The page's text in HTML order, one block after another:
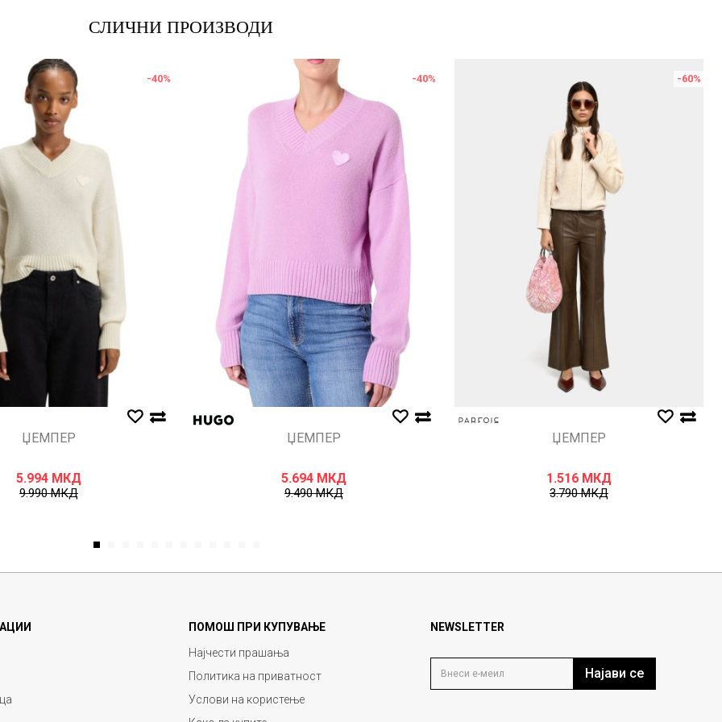
СЛИЧНИ ПРОИЗВОДИ
-40%
ЏЕМПЕР
5.994 МКД
9.990МКД
-40%
ЏЕМПЕР
5.694 МКД
9.490МКД
-60%
ЏЕМПЕР
1.516 МКД
3.790МКД
1
ПОМОШ ПРИ КУПУВАЊЕ
Најчести прашања
Политика на приватност
Услови на користење
NEWSLETTER
Најави се